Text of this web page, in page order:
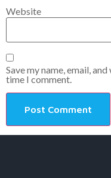
Website
Save my name, email,
time I comment.